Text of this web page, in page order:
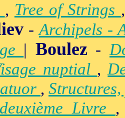
, Tree of Strings
-Archipels -
| Boulez-
nuptial ,
,
Livre